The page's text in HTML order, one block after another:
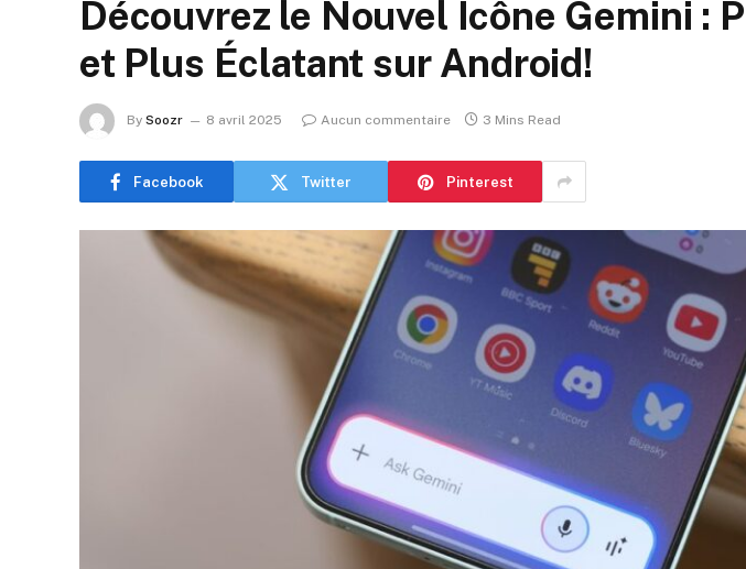
Découvrez le Nouvel Icône Gemini :
et Plus Éclatant sur Android!
By Soozr 8 avril 2025 Aucun commentaire 3 Mins Read
Facebook Twitter Pinterest